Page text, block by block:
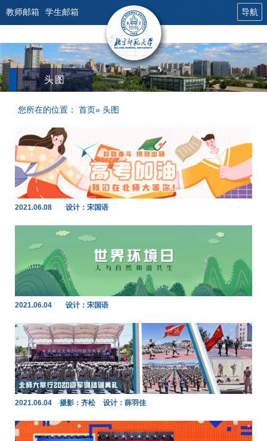
教师邮箱 学生邮箱 导航
头图
您所在的位置： 首页» 头图
2021.06.08 设计：宋国语
2021.06.04 设计：宋国语
2021.06.04 摄影：齐松 设计：薛羽佳